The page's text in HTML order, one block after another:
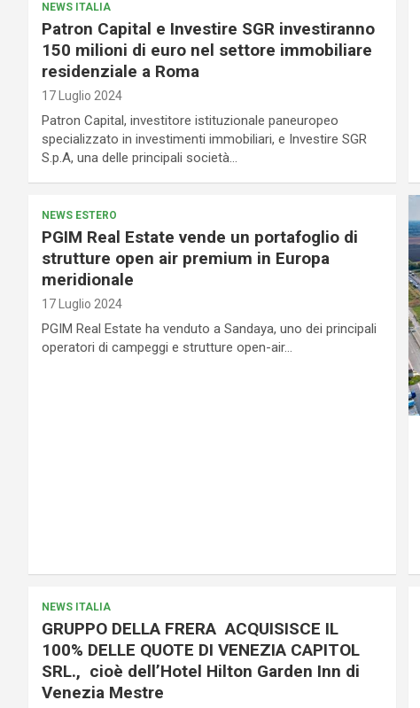
NEWS ITALIA
Patron Capital e Investire SGR investiranno
150 milioni di euro nel settore immobiliare
residenziale a Roma
17 Luglio 2024
Patron Capital, investitore istituzionale paneuropeo
specializzato in investimenti immobiliari, e Investire SGR
S.p.A, una delle principali società…
NEWS ESTERO
PGIM Real Estate vende un portafoglio di
strutture open air premium in Europa
meridionale
17 Luglio 2024
PGIM Real Estate ha venduto a Sandaya, uno dei principali
operatori di campeggi e strutture open-air…
NEWS ITALIA
GRUPPO DELLA FRERA ACQUISISCE IL
100% DELLE QUOTE DI VENEZIA CAPITOL
SRL., cioè dell’Hotel Hilton Garden Inn di
Venezia Mestre